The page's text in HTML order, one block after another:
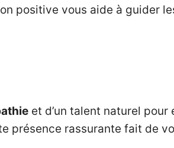
positive vous aide à guider
et d’un talent naturel pour
présence rassurante fait de